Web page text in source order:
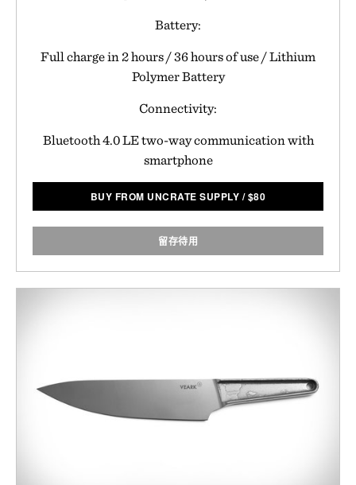
Battery:
Full charge in 2 hours / 36 hours of use / Lithium
Polymer Battery
Connectivity:
Bluetooth 4.0 LE two-way communication with
smartphone
BUY FROM UNCRATE SUPPLY /$80
留存待用